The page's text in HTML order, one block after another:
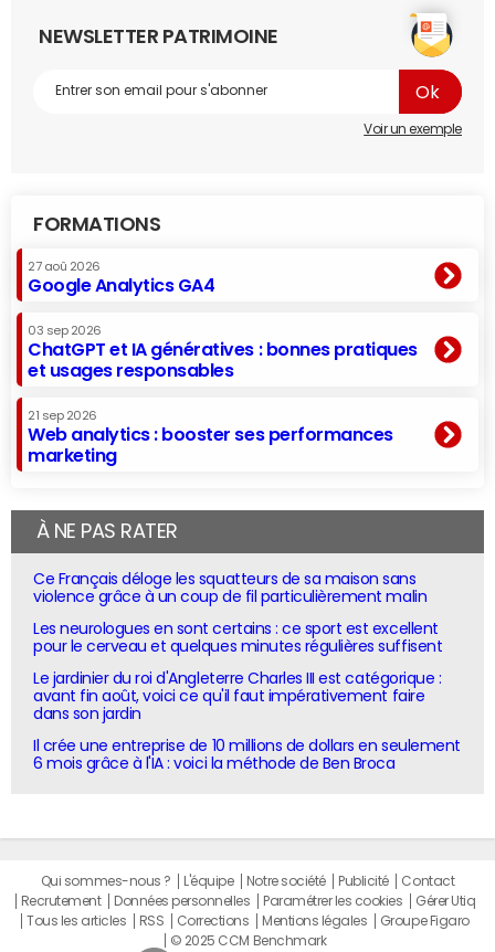
NEWSLETTER PATRIMOINE
Voir un exemple
FORMATIONS
27 aoû 2026
Google Analytics GA4
03 sep 2026
ChatGPT et IA génératives : bonnes pratiques
et usages responsables
21 sep 2026
Web analytics : booster ses performances
marketing
À NE PAS RATER
Ce Français déloge les squatteurs de sa maison sans
violence grâce à un coup de fil particulièrement malin
Les neurologues en sont certains : ce sport est excellent
pour le cerveau et quelques minutes régulières suffisent
Le jardinier du roi d'Angleterre Charles III est catégorique :
avant fin août, voici ce qu'il faut impérativement faire
dans son jardin
Il crée une entreprise de 10 millions de dollars en seulement
6 mois grâce à l'IA : voici la méthode de Ben Broca
Qui sommes-nous ? L'équipe Notre société Publicité
Contact
Recrutement
Données personnelles Paramétrer les cookies
Gérer Utiq
Tous les articles
RSS Corrections Mentions légales
Groupe Figaro
© 2025 CCM Benchmark